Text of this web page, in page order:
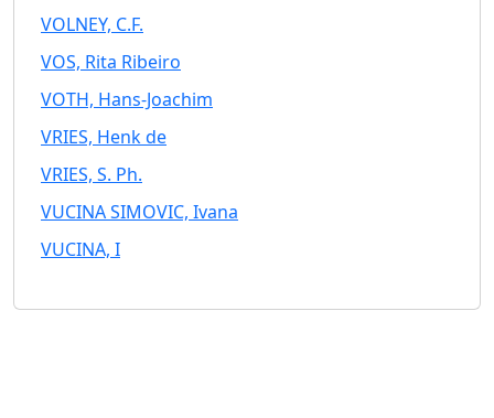
VOLNEY, C.F.
VOS, Rita Ribeiro
VOTH, Hans-Joachim
VRIES, Henk de
VRIES, S. Ph.
VUCINA SIMOVIC, Ivana
VUCINA, I